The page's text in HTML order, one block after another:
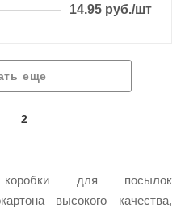
14.95 руб./шт
еще
2
для посылок
высокого качества,